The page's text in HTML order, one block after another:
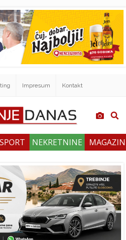
Impresum Kontakt
SPORT NEKRETNINE